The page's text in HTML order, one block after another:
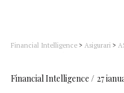
Financial Intelligence > Asigurari >
Financial Intelligence 27